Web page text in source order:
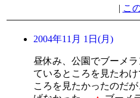
| こ
2004年11月 1日(月)
昼休み、公園でブーメ
ているところを見たわ
ころを見たかったのだ